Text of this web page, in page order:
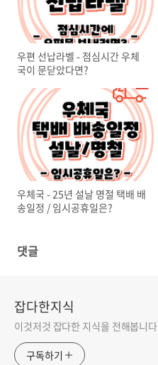
우편 선납라벨 - 점심시간 우체
국이 문닫았다면?
우체국 - 25년 설날 명절 택배 배
송일정 / 임시공휴일은?
댓글
잡다한지식
이것저것 잡다한 지식을 전해봅니다.
구독하기